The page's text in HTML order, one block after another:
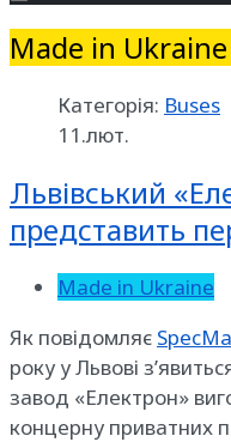
Made in Ukraine
Категорія: Buses
11.лют.
Львівський
представить
Made in Ukraine
Як повідомляє
року у Львові
завод «Електрон»
концерну приватних